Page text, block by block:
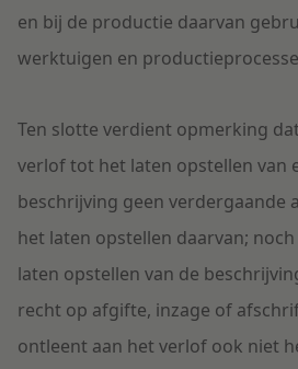
en bij de productie daarvan
werktuigen en
Ten slotte verdient opmerking
verlof tot het laten opstellen van
beschrijving geen verdergaande
het laten opstellen daarvan;
laten opstellen van de
recht op afgifte, inzage of
ontleent aan het verlof ook niet